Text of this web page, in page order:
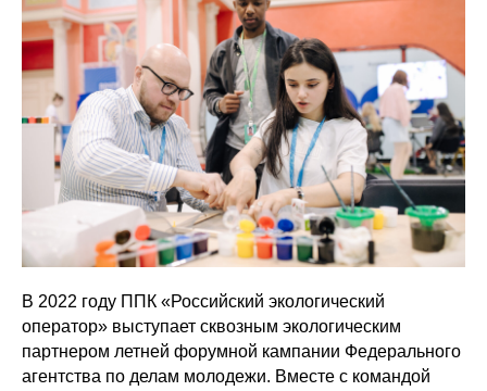
В 2022 году ППК «Российский экологический
оператор» выступает сквозным экологическим
партнером летней форумной кампании Федерального
агентства по делам молодежи. Вместе с командой